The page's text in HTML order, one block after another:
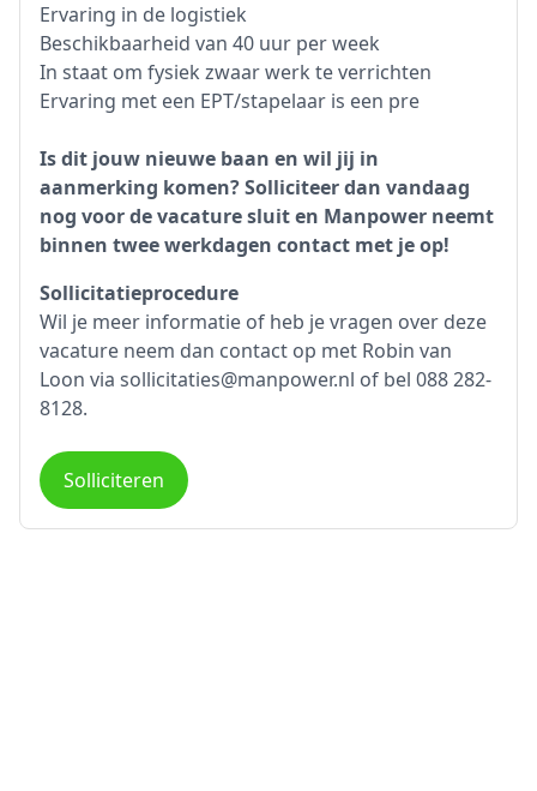
Ervaring in de logistiek
Beschikbaarheid van 40 uur per week
In staat om fysiek zwaar werk te verrichten
Ervaring met een EPT/stapelaar is een pre
Is dit jouw nieuwe baan en wil jij in
aanmerking komen? Solliciteer dan vandaag
nog voor de vacature sluit en Manpower neemt
binnen twee werkdagen contact met je op!
Sollicitatieprocedure
Wil je meer informatie of heb je vragen over deze
vacature neem dan contact op met Robin van
Loon via sollicitaties@manpower.nl of bel 088 282-
8128.
Solliciteren